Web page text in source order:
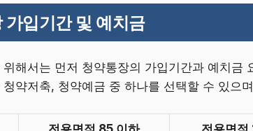
가입기간 및 예치금
해서는 먼저 청약통장의 가입기간과 예치금
약저축, 청약예금 중 하나를 선택할 수 있으